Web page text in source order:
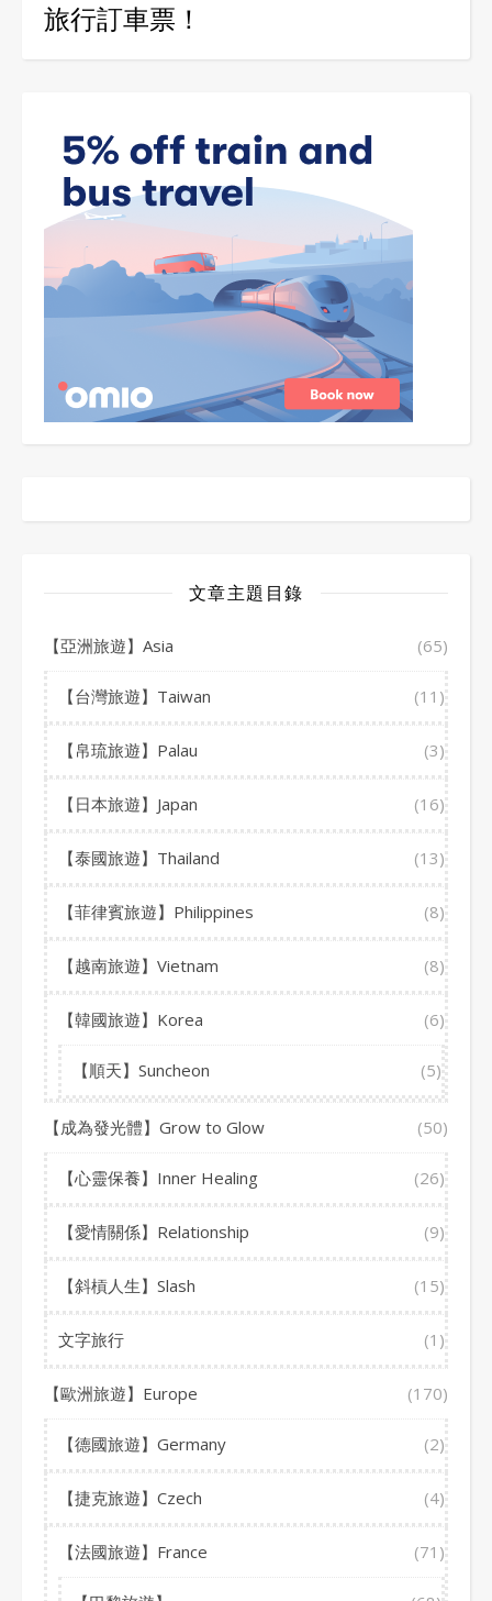
旅行訂車票！
文章主題目錄
【亞洲旅遊】Asia (65)
【台灣旅遊】Taiwan (11)
【帛琉旅遊】Palau (3)
【日本旅遊】Japan (16)
【泰國旅遊】Thailand (13)
【菲律賓旅遊】Philippines (8)
【越南旅遊】Vietnam (8)
【韓國旅遊】Korea (6)
【順天】Suncheon (5)
【成為發光體】Grow to Glow (50)
【心靈保養】Inner Healing (26)
【愛情關係】Relationship (9)
【斜槓人生】Slash (15)
文字旅行 (1)
【歐洲旅遊】Europe (170)
【德國旅遊】Germany (2)
【捷克旅遊】Czech (4)
【法國旅遊】France (71)